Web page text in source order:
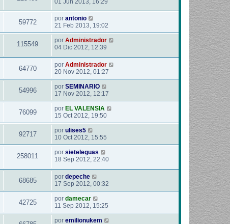
59772 por antonio
21 Feb 2013, 19:02
115549 por Administrador
04 Dic 2012, 12:39
64770 por Administrador
20 Nov 2012, 01:27
54996 por SEMINARIO
17 Nov 2012, 12:17
76099 por EL VALENSIA
15 Oct 2012, 19:50
92717 por ulises5
10 Oct 2012, 15:55
258011 por sieteleguas
18 Sep 2012, 22:40
68685 por depeche
17 Sep 2012, 00:32
42725 por damecar
11 Sep 2012, 15:25
por emilionukem